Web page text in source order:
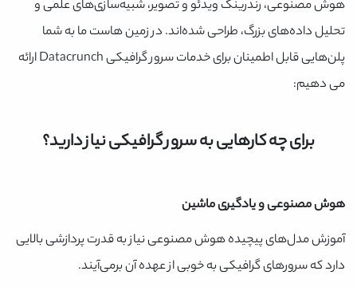
هوش مصنوعی، رندرینگ ویدئو و تصویر، شبیه‌سازی‌های علمی و
تحلیل داده‌های بزرگ، طراحی شده‌اند. در زمین هاست ما به شما
پلن‌هایی قابل اطمینان برای خدمات سرور گرافیکی Datacrunch ارائه
می دهیم:
برای چه کارهایی به سرور گرافیکی نیاز دارید؟
هوش مصنوعی و یادگیری ماشین
آموزش مدل‌های پیچیده هوش مصنوعی نیاز به قدرت پردازشی بالایی
دارد که سرورهای گرافیکی به خوبی از عهده آن برمی‌آیند.